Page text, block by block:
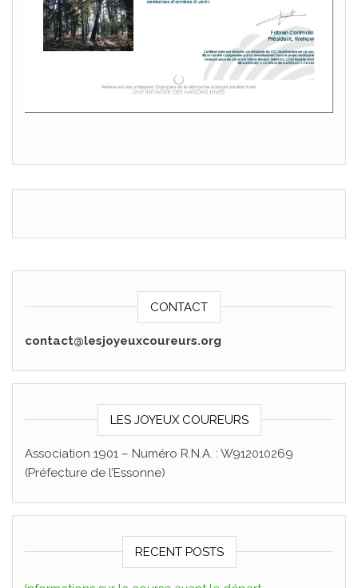
CONTACT
contact@lesjoyeuxcoureurs.org
LES JOYEUX COUREURS
Association 1901 – Numéro R.N.A. : W912010269
(Préfecture de l’Essonne)
RECENT POSTS